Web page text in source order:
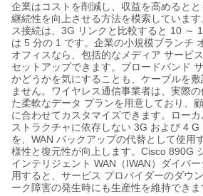
企業はコストを削減し、収益を高めると
継続性を向上させる方法を模索しています
ス接続は、 3G リンクと比較すると 10 ～
は 5 分の 1 です。企業の小規模ブランチ
オフィスなら、包括的なメディア サービ
セットアップできます。ブロードバンド
かどうかを気にすることも、ケーブルを敷
ません。ワイヤレス通信事業者は、実際
た柔軟なデータ プランを用意しており、
に合わせてカスタマイズできます。ロー
ストラクチャに依存しない 3G および 4 G
を、 WAN バックアップの代替として使用
様性と復元性が向上します。 Cisco 890G
インテリジェント WAN （ IWAN ）ダイバ
用すると、サービス プロバイダーのダウ
ーク障害の発生時にも生産性を維持できま